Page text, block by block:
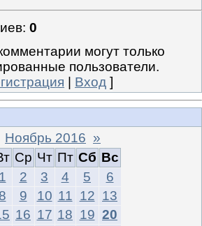
: 0
могут только
пользователи.
Вход ]
Ноябрь 2016 »
Ср Чт Пт Сб Вс
1
2 3 4 5
6
8 9 10 11 12 13
16 17 18 19 20